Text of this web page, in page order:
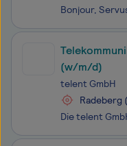
(w/m/d)
telent GmbH
Radeberg